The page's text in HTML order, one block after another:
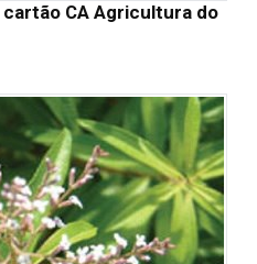
cartão CA Agricultura do